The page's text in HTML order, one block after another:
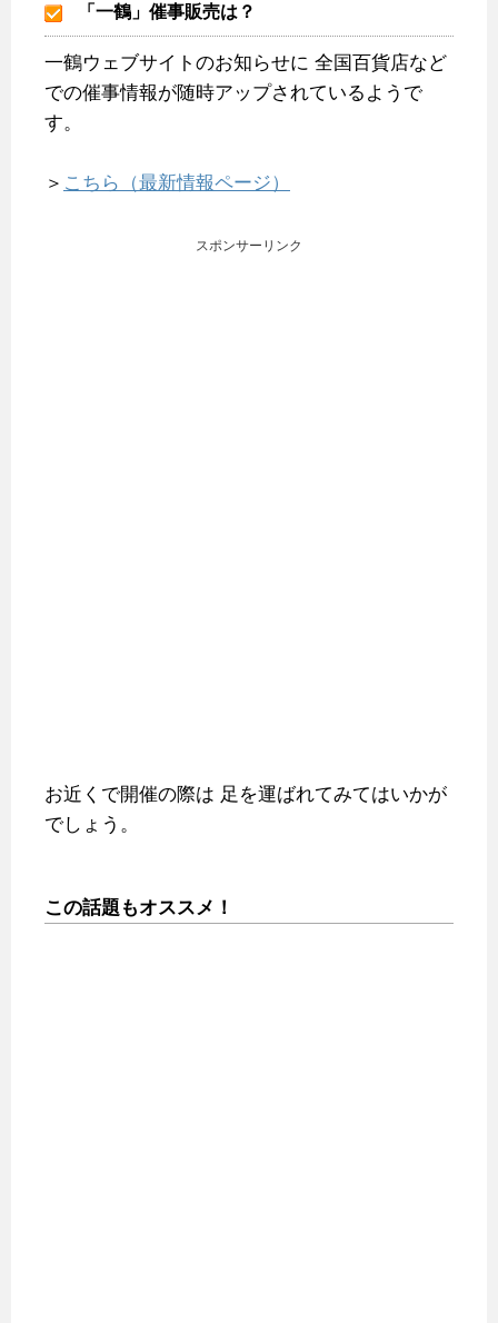
「一鶴」催事販売は？
一鶴ウェブサイトのお知らせに 全国百貨店など
での催事情報が随時アップされているようで
す。
＞ こちら（最新情報ページ）
スポンサーリンク
お近くで開催の際は 足を運ばれてみてはいかが
でしょう。
この話題もオススメ！